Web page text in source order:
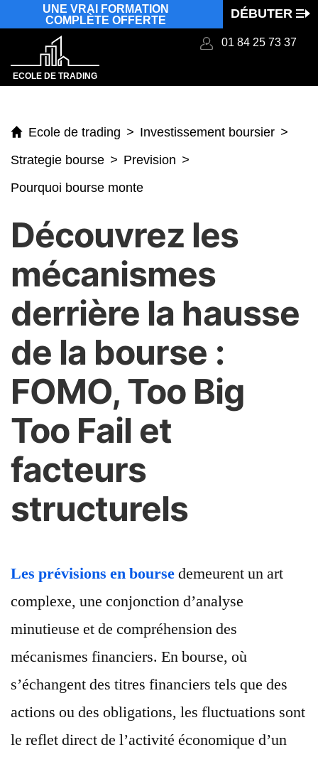
UNE VRAI FORMATION
COMPLÈTE OFFERTE
DÉBUTER
au
01 84 25 73 37
ECOLE DE TRADING
Ecole de trading > Investissement boursier >
Strategie bourse > Prevision >
Pourquoi bourse monte
Découvrez les
mécanismes
derrière la hausse
de la bourse :
FOMO, Too Big
Too Fail et
facteurs
structurels
Les prévisions en boursedemeurent un art
complexe, une conjonction d’analyse
minutieuse et de compréhension des
mécanismes financiers. En bourse, où
s’échangent des titres financiers tels que des
actions ou des obligations, les fluctuations sont
le reflet direct de l’activité économique d’un